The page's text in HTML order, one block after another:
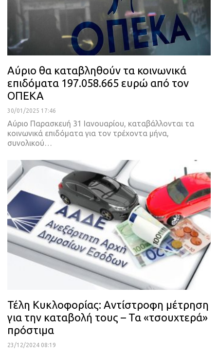
Αύριο θα καταβληθούν τα κοινωνικά
επιδόματα 197.058.665 ευρώ από τον
ΟΠΕΚΑ
30/01/2025 17:46
Αύριο Παρασκευή 31 Ιανουαρίου, καταβάλλονται τα
κοινωνικά επιδόματα για τον τρέχοντα μήνα,
συνολικού…
Τέλη Κυκλοφορίας: Αντίστροφη μέτρηση
για την καταβολή τους – Τα «τσουχτερά»
πρόστιμα
23/12/2024 08:19